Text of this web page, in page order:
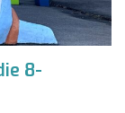
8-